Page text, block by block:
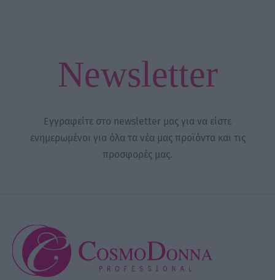
Newsletter
Εγγραφείτε στο newsletter μας για να είστε
ενημερωμένοι για όλα τα νέα μας προϊόντα και τις
προσφορές μας.